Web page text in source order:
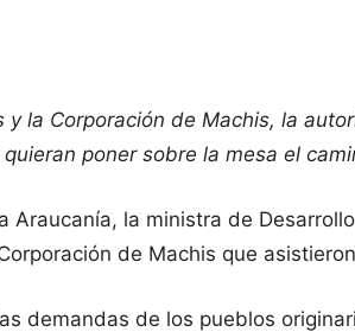
y la Corporación de Machis, la
poner sobre la mesa el
Araucanía, la ministra de
de Machis que
demandas de los pueblos